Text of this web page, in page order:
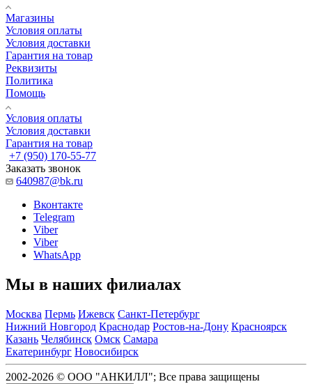
Магазины
Условия оплаты
Условия доставки
Гарантия на товар
Реквизиты
Политика
Помощь
Условия оплаты
Условия доставки
Гарантия на товар
+7 (950) 170-55-77
Заказать звонок
640987@bk.ru
Вконтакте
Telegram
Viber
Viber
WhatsApp
Мы в наших филиалах
Москва Пермь Ижевск Санкт-Петербург
Нижний Новгород Краснодар Ростов-на-Дону Красноярск
Казань Челябинск Омск Самара
Екатеринбург Новосибирск
2002-2026 © ООО "АНКИЛЛ"; Все права защищены